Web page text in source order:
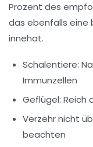
Prozent des
das ebenfalls eine
innehat.
Schalentiere:
Immunzellen
Geflügel: Reich
Verzehr nicht
beachten